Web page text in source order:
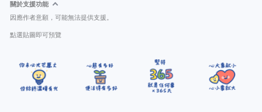
關於支援功能
因應作者意願，可能無法提供支援。
點選貼圖即可預覽